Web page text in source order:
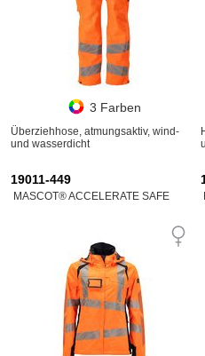
3 Farben
Überziehhose, atmungsaktiv, wind-
und wasserdicht
19011-449
MASCOT® ACCELERATE SAFE